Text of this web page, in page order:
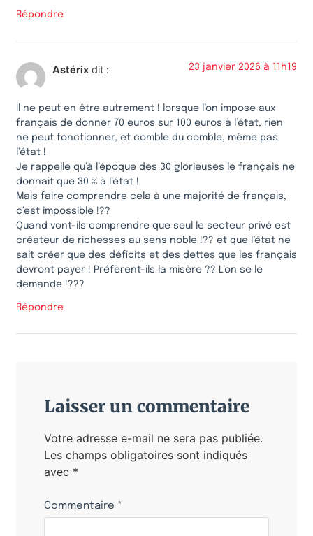
Répondre
Astérix dit : 23 janvier 2026 à 11h19
Il ne peut en être autrement ! lorsque l’on impose aux
français de donner 70 euros sur 100 euros à l’état, rien
ne peut fonctionner, et comble du comble, même pas
l’état !
Je rappelle qu’à l’époque des 30 glorieuses le français ne
donnait que 30 % à l’état !
Mais faire comprendre cela à une majorité de français,
c’est impossible !??
Quand vont-ils comprendre que seul le secteur privé est
créateur de richesses au sens noble !?? et que l’état ne
sait créer que des déficits et des dettes que les français
devront payer ! Préfèrent-ils la misère ?? L’on se le
demande !???
Répondre
Laisser un commentaire
Votre adresse e-mail ne sera pas publiée.
Les champs obligatoires sont indiqués
avec *
Commentaire *